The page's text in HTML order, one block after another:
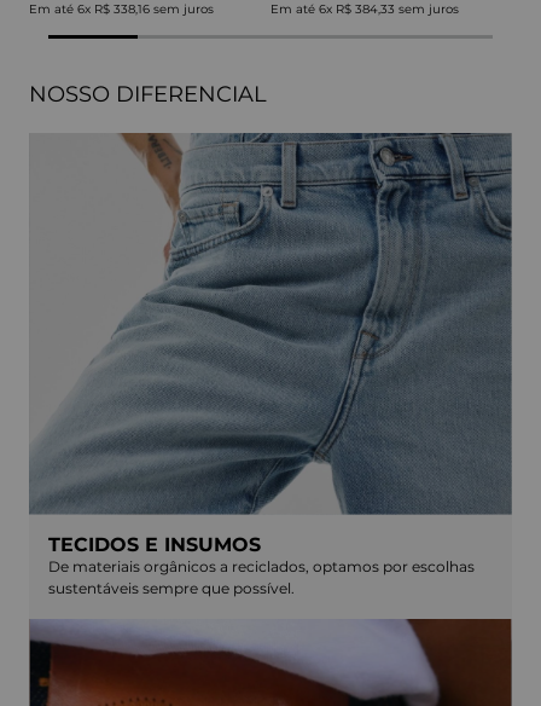
Em até 6x R$ 338,16 sem juros Em até 6x R$ 384,33 sem juros
NOSSO DIFERENCIAL
TECIDOS E INSUMOS
De materiais orgânicos a reciclados, optamos por escolhas
sustentáveis sempre que possível.